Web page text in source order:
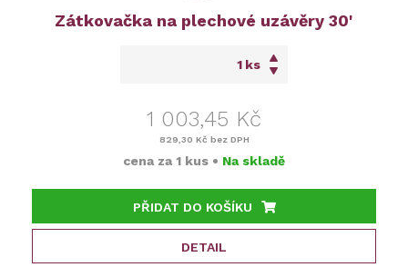
Zátkovačka na plechové uzávěry 30'
ks
1 003,45 Kč
829,30 Kč bez DPH
cena za 1 kus • Na skladě
PŘIDAT DO KOŠÍKU
DETAIL